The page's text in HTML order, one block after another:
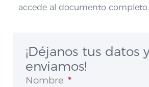
accede al documento completo.
¡Déjanos tus datos
enviamos!
Nombre